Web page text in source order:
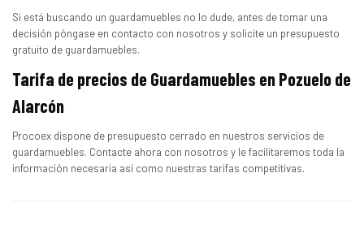
Si está buscando un guardamuebles no lo dude, antes de tomar una
decisión póngase en contacto con nosotros y solicite un presupuesto
gratuito de guardamuebles.
Tarifa de precios de Guardamuebles en Pozuelo de
Alarcón
Procoex dispone de presupuesto cerrado en nuestros servicios de
guardamuebles. Contacte ahora con nosotros y le facilitaremos toda la
información necesaria así como nuestras tarifas competitivas.